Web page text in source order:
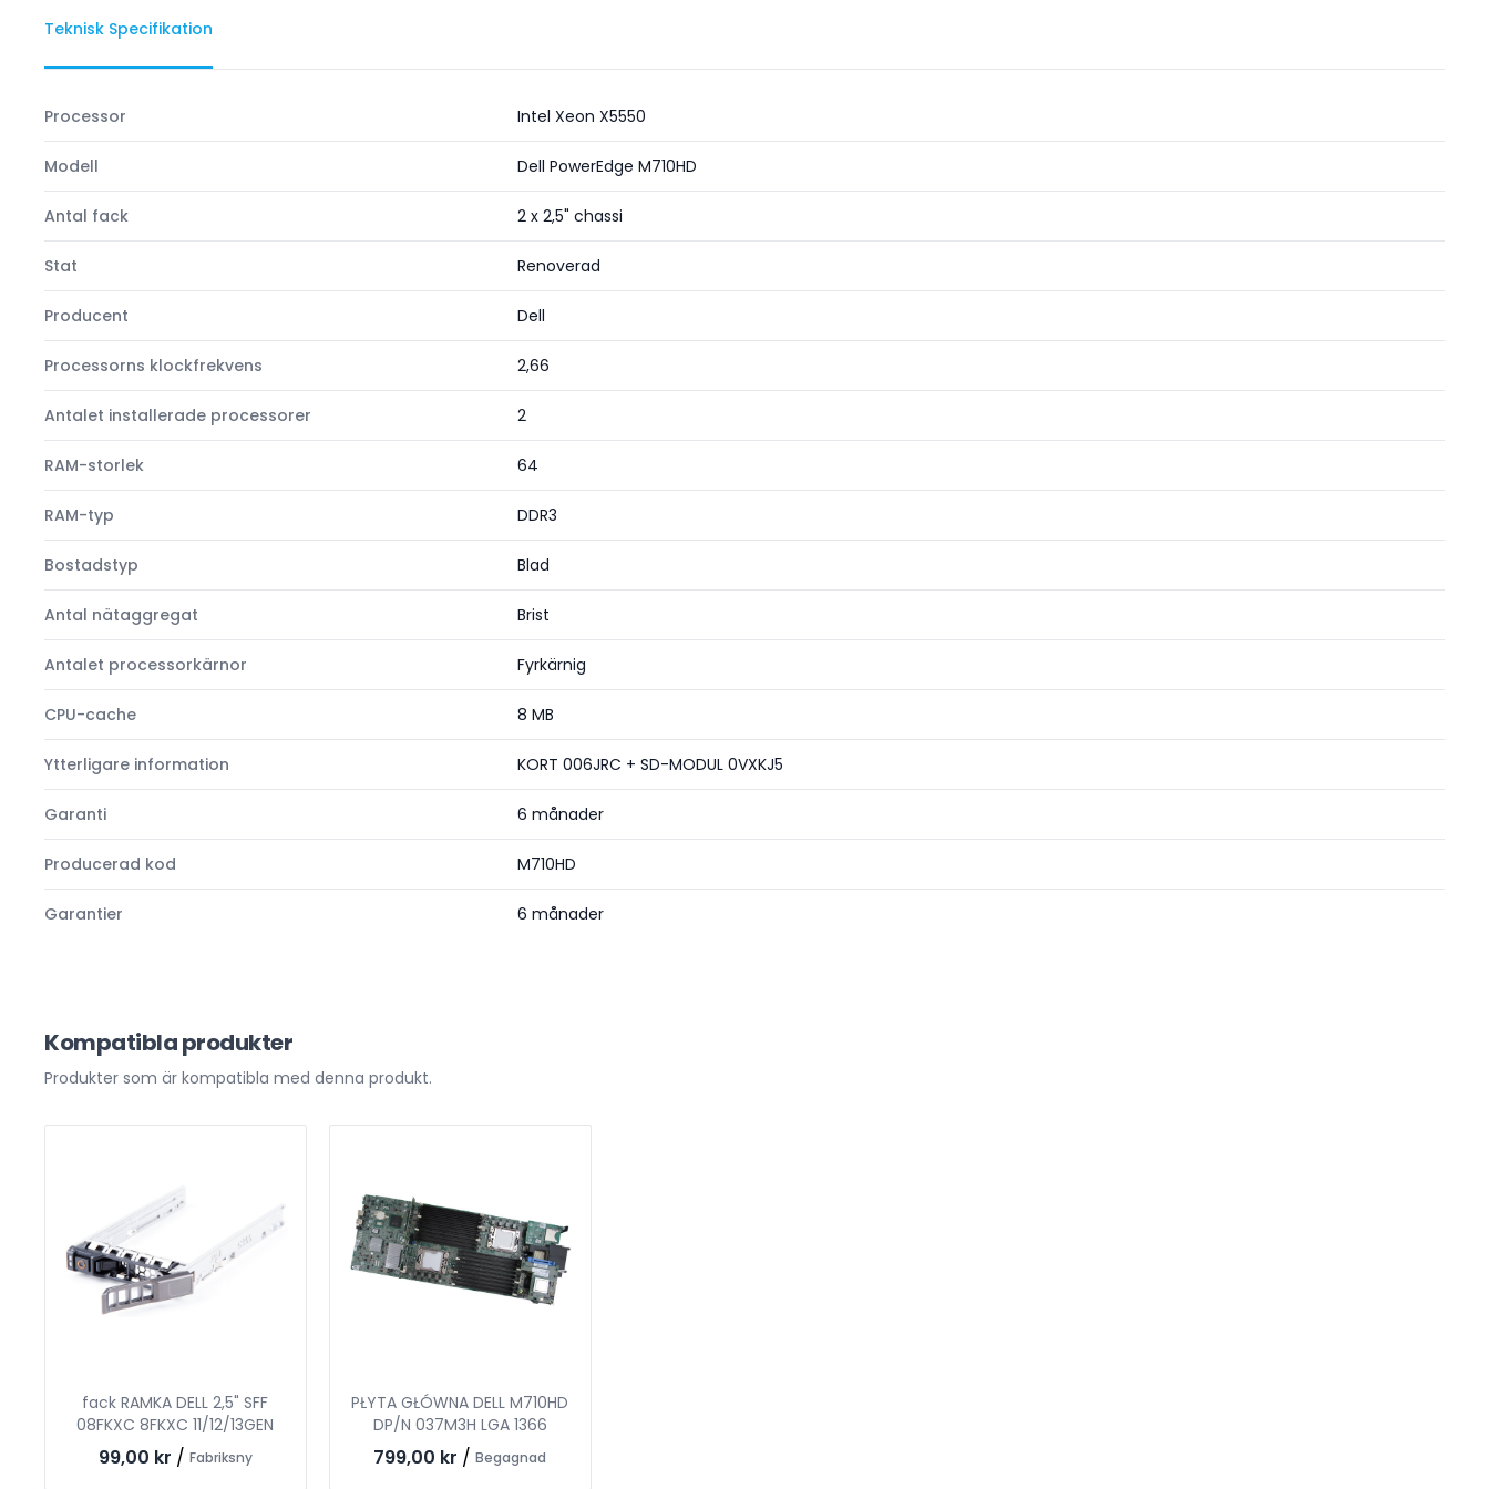
Teknisk Specifikation
Processor Intel Xeon X5550
Modell Dell PowerEdge M710HD
Antal fack 2 x 2,5" chassi
Stat Renoverad
Producent Dell
Processorns klockfrekvens 2,66
Antalet installerade processorer 2
RAM-storlek 64
RAM-typ DDR3
Bostadstyp Blad
Antal nätaggregat Brist
Antalet processorkärnor Fyrkärnig
CPU-cache 8 MB
Ytterligare information KORT 006JRC + SD-MODUL 0VXKJ5
Garanti 6 månader
Producerad kod M710HD
Garantier 6 månader
Kompatibla produkter
Produkter som är kompatibla med denna produkt.
fack RAMKA DELL 2,5" SFF
08FKXC 8FKXC 11/12/13GEN
99,00 kr / Fabriksny
PŁYTA GŁÓWNA DELL M710HD
DP/N 037M3H LGA 1366
799,00 kr / Begagnad